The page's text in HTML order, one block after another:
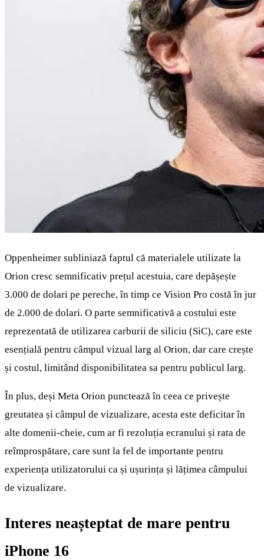
Oppenheimer subliniază faptul că materialele utilizate la
Orion cresc semnificativ prețul acestuia, care depășește
3.000 de dolari pe pereche, în timp ce Vision Pro costă în jur
de 2.000 de dolari. O parte semnificativă a costului este
reprezentată de utilizarea carburii de siliciu (SiC), care este
esențială pentru câmpul vizual larg al Orion, dar care crește
și costul, limitând disponibilitatea sa pentru publicul larg.
În plus, deși Meta Orion punctează în ceea ce privește
greutatea și câmpul de vizualizare, acesta este deficitar în
alte domenii-cheie, cum ar fi rezoluția ecranului și rata de
reîmprospătare, care sunt la fel de importante pentru
experiența utilizatorului ca și ușurința și lățimea câmpului
de vizualizare.
Interes neașteptat de mare pentru
iPhone 16